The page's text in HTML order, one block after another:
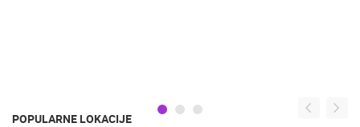
POPULARNE LOKACIJE